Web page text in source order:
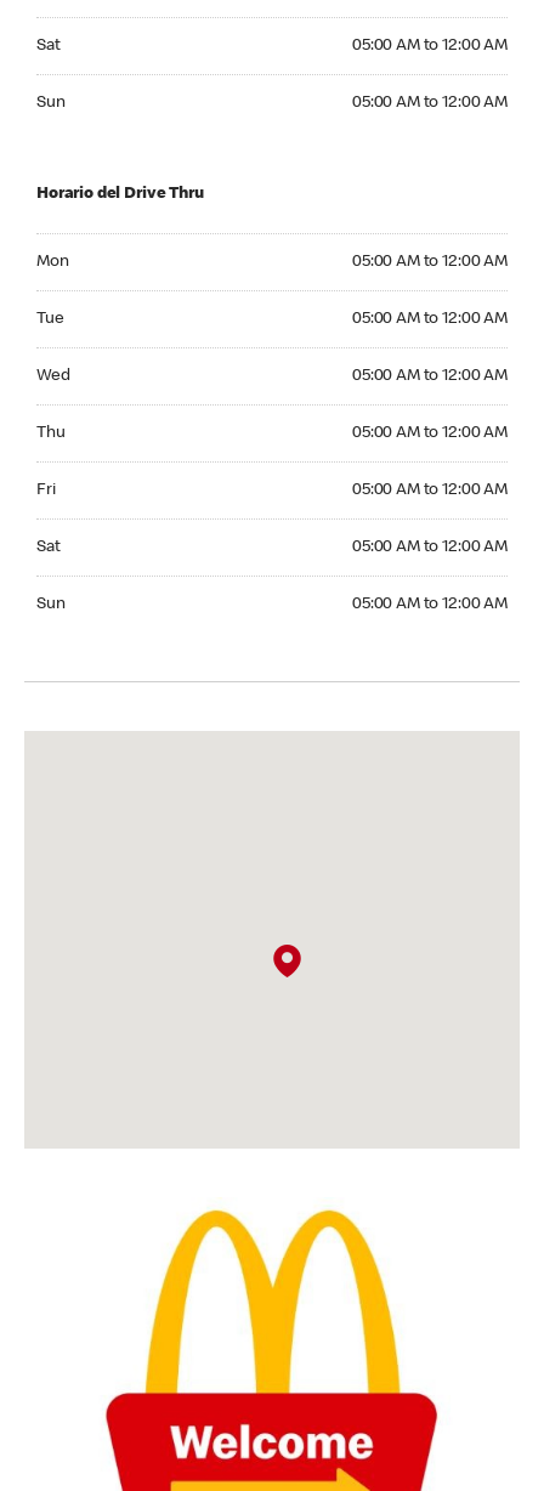
Sat 05:00 AM to 12:00 AM
Sun 05:00 AM to 12:00 AM
Horario del Drive Thru
Mon 05:00 AM to 12:00 AM
Tue 05:00 AM to 12:00 AM
Wed 05:00 AM to 12:00 AM
Thu 05:00 AM to 12:00 AM
Fri 05:00 AM to 12:00 AM
Sat 05:00 AM to 12:00 AM
Sun 05:00 AM to 12:00 AM